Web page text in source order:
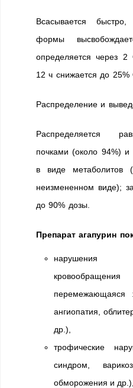
Всасывается
формы
определяется через
12 ч снижается до 25%
Распределение и
Распределяется
почками (около 94%)
в виде
неизмененном виде);
до 90% дозы.
Препарат агапурин
нарушения
перемежающаяся
ангиопатия,
др.),
трофические
синдром,
обморожения и др.),